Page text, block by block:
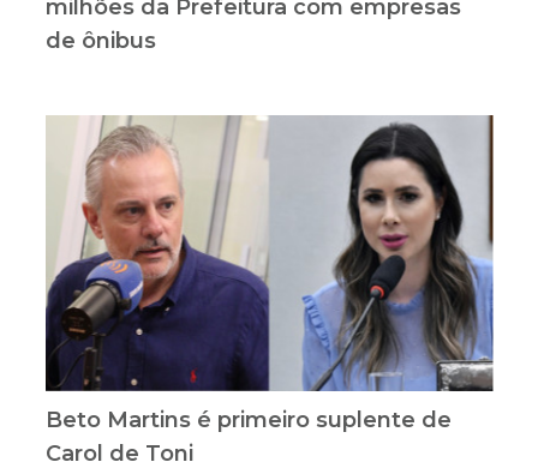
milhões da Prefeitura com empresas
de ônibus
Beto Martins é primeiro suplente de
Carol de Toni